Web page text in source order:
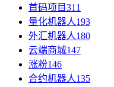
首码项目311
量化机器人193
外汇机器人180
云端商城147
涨粉146
合约机器人135